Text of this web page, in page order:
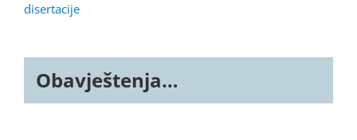
disertacije
Obavještenja…